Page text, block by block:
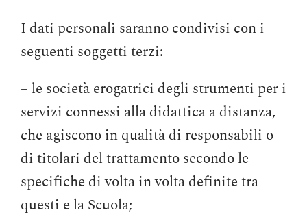
I dati personali saranno condivisi con i
seguenti soggetti terzi:
– le società erogatrici degli strumenti per i
servizi connessi alla didattica a distanza,
che agiscono in qualità di responsabili o
di titolari del trattamento secondo le
specifiche di volta in volta definite tra
questi e la Scuola;